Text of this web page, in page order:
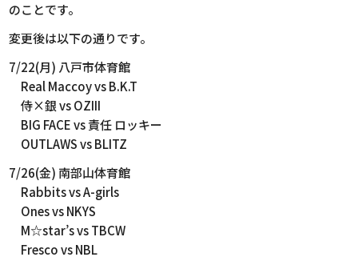
のことです。
変更後は以下の通りです。
7/22(月) 八戸市体育館
Real Maccoy vs B.K.T
侍×銀 vs OZIII
BIG FACE vs 責任 ロッキー
OUTLAWS vs BLITZ
7/26(金) 南部山体育館
Rabbits vs A-girls
Ones vs NKYS
M☆star’s vs TBCW
Fresco vs NBL